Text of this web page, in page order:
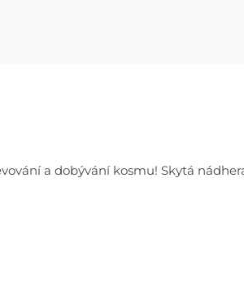
a dobývání kosmu! Skytá